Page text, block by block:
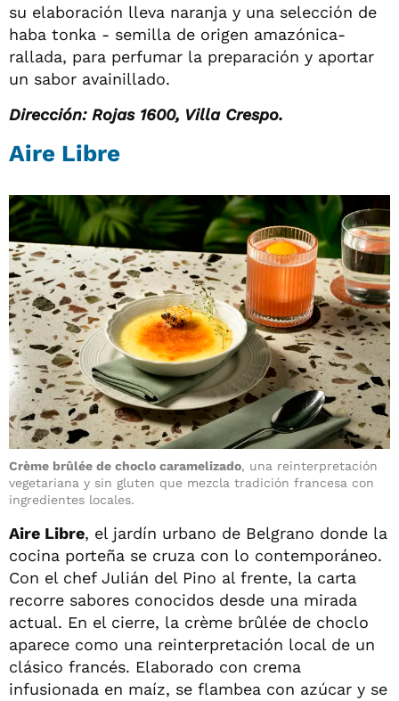
su elaboración lleva naranja y una selección de
haba tonka - semilla de origen amazónica-
rallada, para perfumar la preparación y aportar
un sabor avainillado.
Dirección: Rojas 1600, Villa Crespo.
Aire Libre
Crème brûlée de choclo caramelizado, una reinterpretación
vegetariana y sin gluten que mezcla tradición francesa con
ingredientes locales.
Aire Libre, el jardín urbano de Belgrano donde la
cocina porteña se cruza con lo contemporáneo.
Con el chef Julián del Pino al frente, la carta
recorre sabores conocidos desde una mirada
actual. En el cierre, la crème brûlée de choclo
aparece como una reinterpretación local de un
clásico francés. Elaborado con crema
infusionada en maíz, se flambea con azúcar y se